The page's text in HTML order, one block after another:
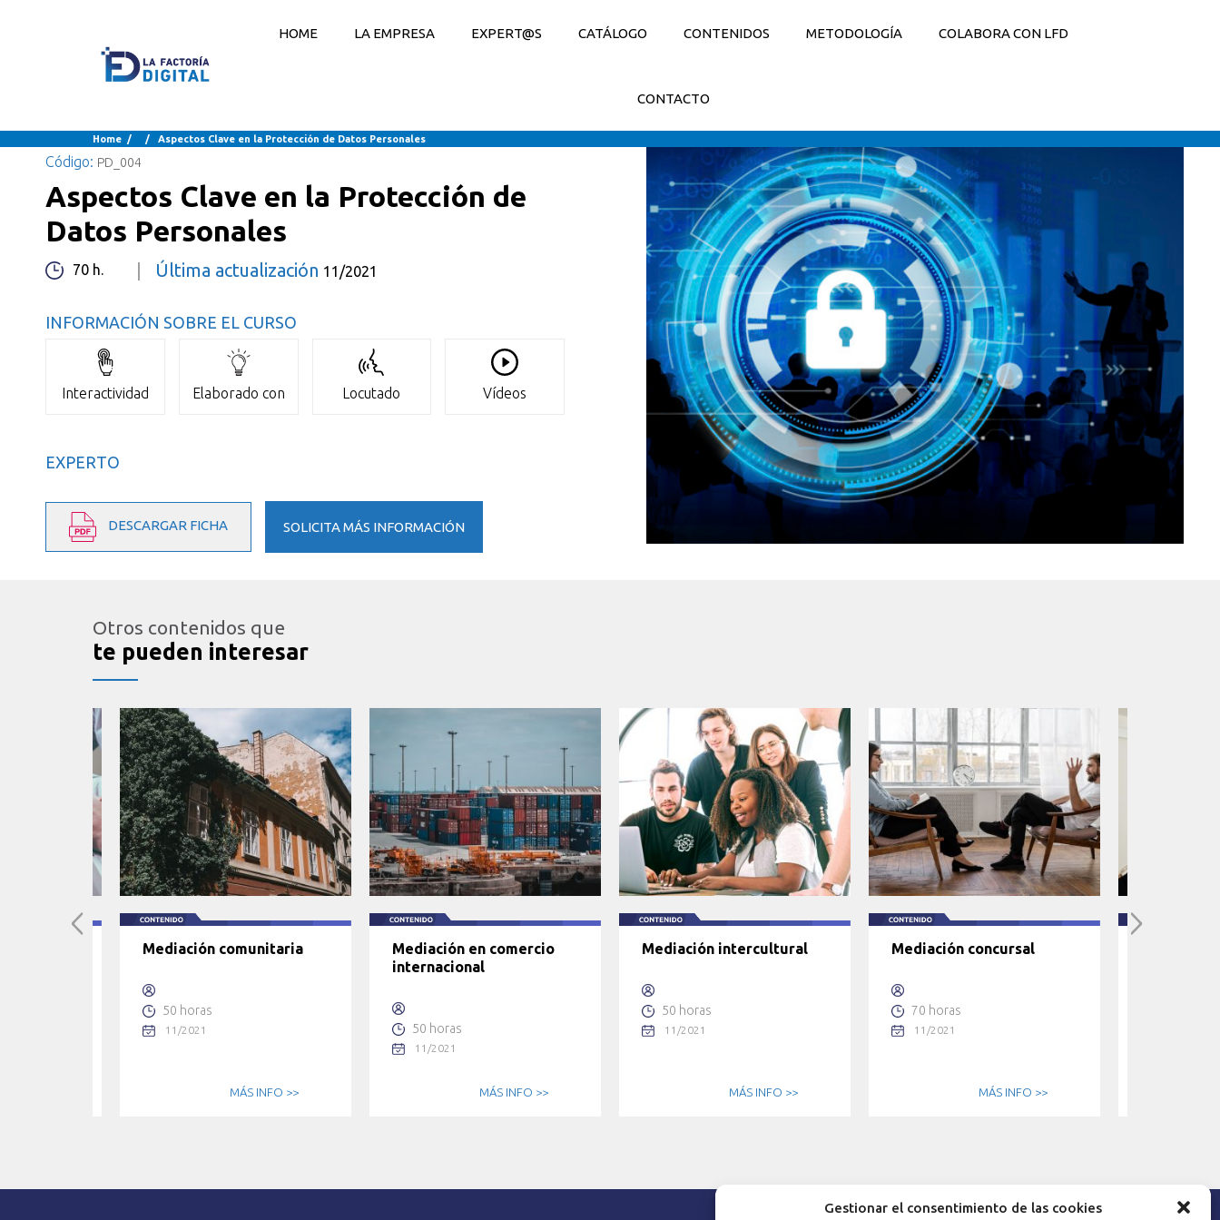
Gestionar el consentimiento de las cookies
HOME LA EMPRESA EXPERT@S CATÁLOGO CONTENIDOS METODOLOGÍA COLABORA CON LFD
CONTACTO
Home / / Aspectos Clave en la Protección de Datos Personales
Código: PD_004
Aspectos Clave en la Protección de
Datos Personales
70 h. Última actualización 11/2021
INFORMACIÓN SOBRE EL CURSO
Interactividad Elaborado con Locutado Vídeos
EXPERTO
DESCARGAR FICHA SOLICITA MÁS INFORMACIÓN
Otros contenidos que
te pueden interesar
Mediación comunitaria
50 horas
11/2021
MÁS INFO >>
Mediación en comercio
internacional
50 horas
11/2021
MÁS INFO >>
Mediación intercultural
50 horas
11/2021
MÁS INFO >>
Mediación concursal
70 horas
11/2021
MÁS INFO >>